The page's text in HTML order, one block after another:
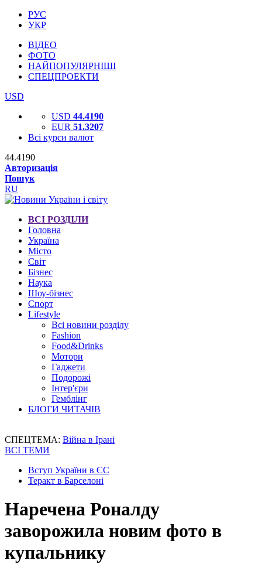
РУС
УКР
ВІДЕО
ФОТО
НАЙПОПУЛЯРНІШІ
СПЕЦПРОЕКТИ
USD
USD 44.4190
EUR 51.3207
Всі курси валют
44.4190
Авторизація
Пошук
RU
ВСІ РОЗДІЛИ
Головна
Україна
Місто
Світ
Бізнес
Наука
Шоу-бізнес
Спорт
Lifestyle
Всі новини розділу
Fashion
Food&Drinks
Мотори
Гаджети
Подорожі
Інтер'єри
Гемблінг
БЛОГИ ЧИТАЧІВ
СПЕЦТЕМА: Війна в Ірані
ВСІ ТЕМИ
Вступ України в ЄС
Теракт в Барселоні
Наречена Роналду
заворожила новим фото в
купальнику